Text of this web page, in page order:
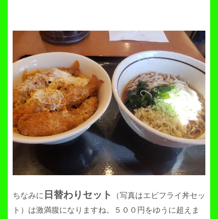
ちなみに 日替わりセット
（写真はエビフライ丼セッ
ト）は激満腹になりますね。５００円をゆうに超えま